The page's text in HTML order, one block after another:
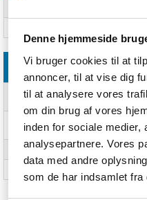
Denne hjemmeside
Vi bruger cookies til at
annoncer, til at vise dig
til at analysere vores
om din brug af vores
inden for sociale medier,
analysepartnere. Vores
data med andre
som de har indsamlet
CO2-aftryk
Samlet CO2-fodaftryk (kg of
15,95
CO2e)
Avoided emissions (kg of CO2e) 162,04